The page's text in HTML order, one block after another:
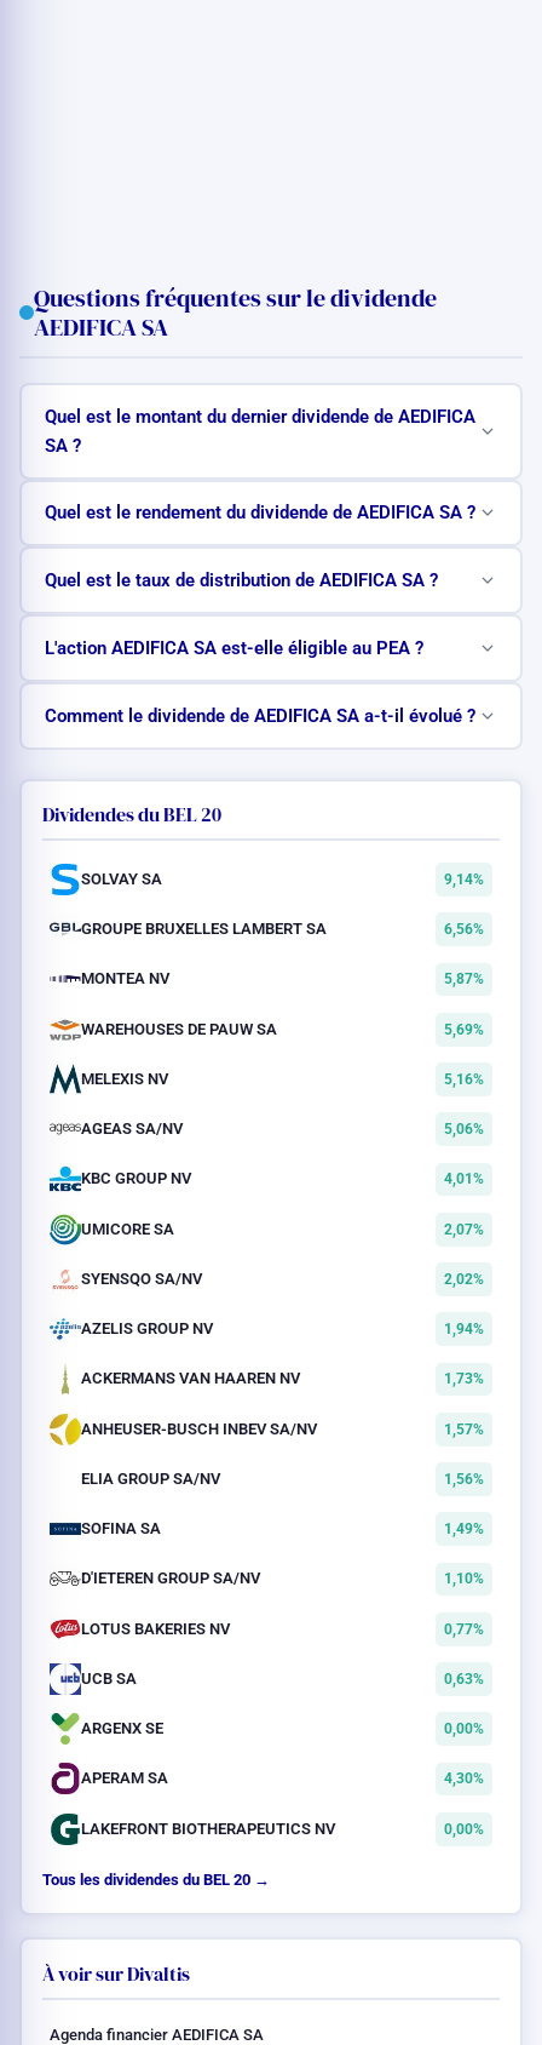
Dividendes du BEL 20
SOLVAY SA 9,14%
GROUPE BRUXELLES LAMBERT SA 6,56%
MONTEA NV 5,87%
WAREHOUSES DE PAUW SA 5,69%
MELEXIS NV 5,16%
AGEAS SA/NV 5,06%
KBC GROUP NV 4,01%
UMICORE SA 2,07%
SYENSQO SA/NV 2,02%
AZELIS GROUP NV 1,94%
ACKERMANS VAN HAAREN NV 1,73%
ANHEUSER-BUSCH INBEV SA/NV 1,57%
ELIA GROUP SA/NV 1,56%
SOFINA SA 1,49%
D'IETEREN GROUP SA/NV 1,10%
LOTUS BAKERIES NV 0,77%
UCB SA 0,63%
ARGENX SE 0,00%
APERAM SA 4,30%
LAKEFRONT BIOTHERAPEUTICS NV 0,00%
Tous les dividendes du BEL 20 →
À voir sur Divaltis
Agenda financier AEDIFICA SA
Questions fréquentes sur le dividende
AEDIFICA SA
Quel est le montant du dernier dividende de AEDIFICA
SA ?
Quel est le rendement du dividende de AEDIFICA SA ?
Quel est le taux de distribution de AEDIFICA SA ?
L'action AEDIFICA SA est-elle éligible au PEA ?
Comment le dividende de AEDIFICA SA a-t-il évolué ?